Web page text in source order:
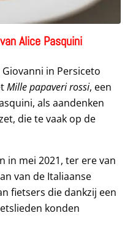
Alice Pasquini
in Persiceto
Mille papaveri rossi, een
als aandenken
die te vaak op de
in mei 2021, ter ere van
van de Italiaanse
fietsers die dankzij een
konden